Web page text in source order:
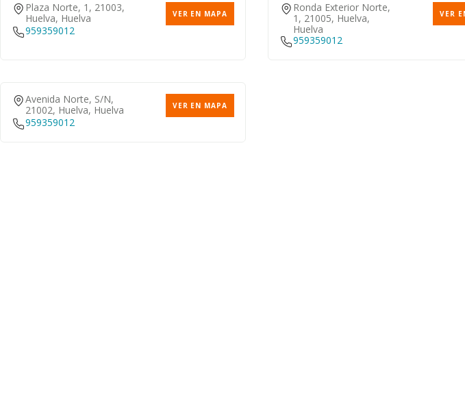
Plaza Norte, 1, 21003,
Huelva, Huelva
VER EN MAPA
959359012
Ronda Exterior Norte,
1, 21005, Huelva,
Huelva
VER
959359012
Avenida Norte, S/n,
21002, Huelva, Huelva
VER EN MAPA
959359012